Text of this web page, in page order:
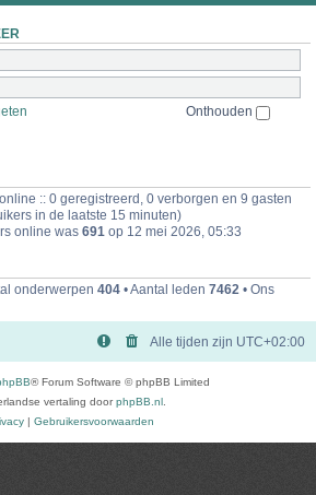
Onthouden
:: 0 geregistreerd, 0 verborgen en 9 gasten
in de laatste 15 minuten)
online was 691 op 12 mei 2026, 05:33
onderwerpen 404 • Aantal leden 7462 • Ons
Alle tijden zijn UTC+02:00
® Forum Software © phpBB Limited
vertaling doorphpBB.nl
| Gebruikersvoorwaarden